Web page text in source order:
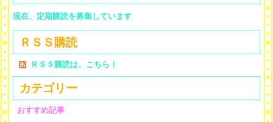
現在、定期購読を募集しています
ＲＳＳ購読
ＲＳＳ購読は、こちら！
カテゴリー
おすすめ記事